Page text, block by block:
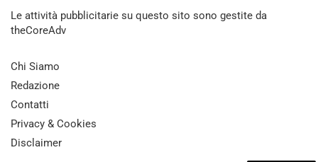
Le attività pubblicitarie su questo sito sono gestite da
theCoreAdv
Chi Siamo
Redazione
Contatti
Privacy & Cookies
Disclaimer